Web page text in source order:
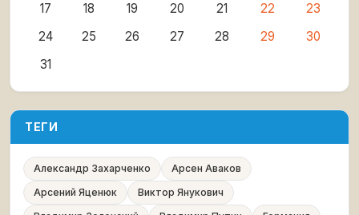
17
18 19 20 21 22
23
24
25 26 27 28 29
30
31
ТЕГИ
Александр Захарченко
Арсен Аваков
Арсений Яценюк
Виктор Янукович